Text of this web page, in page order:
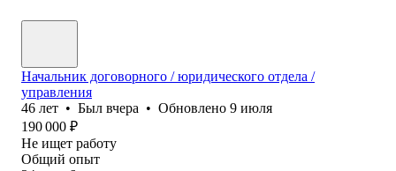
Начальник договорного / юридического отдела /
управления
46 лет • Был вчера • Обновлено 9 июля
190 000 ₽
Не ищет работу
Общий опыт